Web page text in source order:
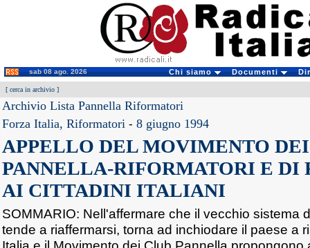
sab 08 ago. 2026 Chi siamo Documenti
[ cerca in archivio ]
Archivio Lista Pannella Riformatori
Forza Italia, Riformatori - 8 giugno 1994
APPELLO DEL MOVIMENTO
PANNELLA-RIFORMATORI E DI
AI CITTADINI ITALIANI
SOMMARIO: Nell'affermare che il vecchio sistema
tende a riaffermarsi, torna ad inchiodare il paese a